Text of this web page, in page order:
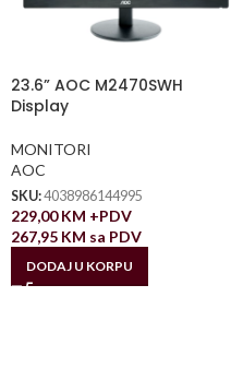
23.6” AOC M2470SWH
Display
MONITORI
AOC
SKU:4038986144995
229,00KM +PDV
267,95 KM sa PDV
DODAJ U KORPU